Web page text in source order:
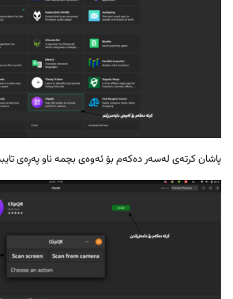
پاشان کرتەی لەسەر دەکەم بۆ ئەوەی بچمە ناو پەڕەی